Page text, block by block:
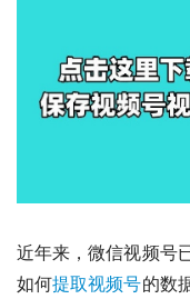
近年来，微信视频号
如何提取视频号的数